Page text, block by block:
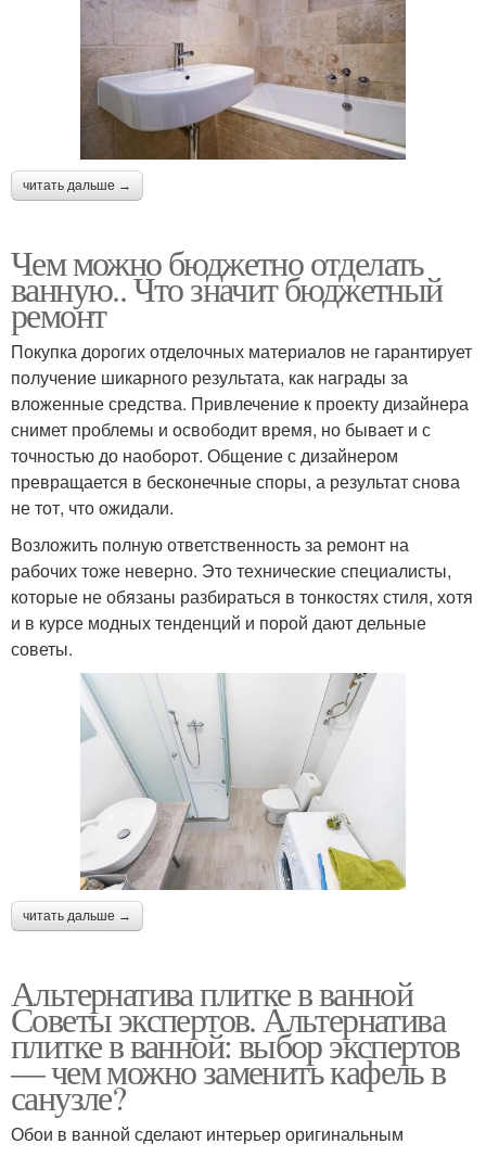
читать дальше →
Чем можно бюджетно отделать
ванную.. Что значит бюджетный
ремонт
Покупка дорогих отделочных материалов не гарантирует
получение шикарного результата, как награды за
вложенные средства. Привлечение к проекту дизайнера
снимет проблемы и освободит время, но бывает и с
точностью до наоборот. Общение с дизайнером
превращается в бесконечные споры, а результат снова
не тот, что ожидали.
Возложить полную ответственность за ремонт на
рабочих тоже неверно. Это технические специалисты,
которые не обязаны разбираться в тонкостях стиля, хотя
и в курсе модных тенденций и порой дают дельные
советы.
читать дальше →
Альтернатива плитке в ванной
Советы экспертов. Альтернатива
плитке в ванной: выбор экспертов
— чем можно заменить кафель в
санузле?
Обои в ванной сделают интерьер оригинальным